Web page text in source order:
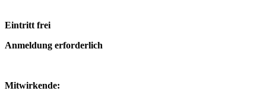
Eintritt frei
Anmeldung erforderlich
Mitwirkende: